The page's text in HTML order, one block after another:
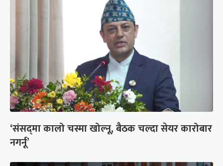
‘संसद्‍मा कालो चस्मा खोल्नू, बैठक चल्दा सेयर कारोबार
नगर्नू’